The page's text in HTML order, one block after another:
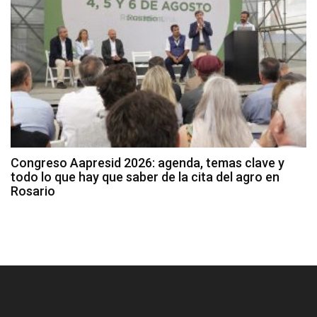
Congreso Aapresid 2026: agenda, temas clave y
todo lo que hay que saber de la cita del agro en
Rosario